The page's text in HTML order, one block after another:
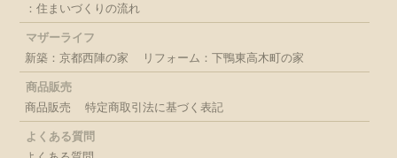
：住まいづくりの流れ
マザーライフ
新築：京都西陣の家
リフォーム：下鴨東高木町の家
商品販売
商品販売
特定商取引法に基づく表記
よくある質問